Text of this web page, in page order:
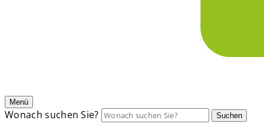
Menü
Wonach suchen Sie? Suchen